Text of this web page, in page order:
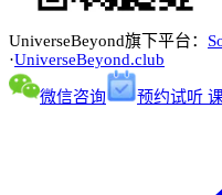
UniverseBeyond旗下平台：
·UniverseBeyond.club
微信咨询 预约试听